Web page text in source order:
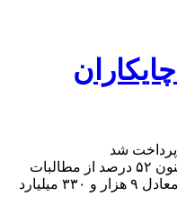
رئیس سازمان چای کشور خبر داد: تاکنون ۵۲ درصد از مطالبات
چایکاران گیلان و مازندران با اعتباری معادل ۹ هزار و ۳۳۰ میلیارد